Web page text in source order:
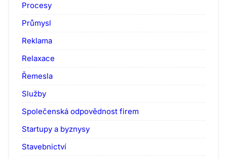
Procesy
Průmysl
Reklama
Relaxace
Řemesla
Služby
Společenská odpovědnost firem
Startupy a byznysy
Stavebnictví